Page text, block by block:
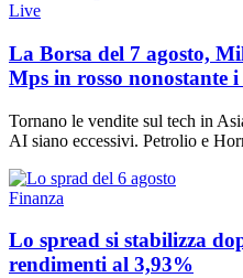
Live
La Borsa del 7 agosto,
Mps in rosso nonostante
Tornano le vendite sul tech in
AI siano eccessivi. Petrolio e
Finanza
Lo spread si stabilizza
rendimenti al 3,93%